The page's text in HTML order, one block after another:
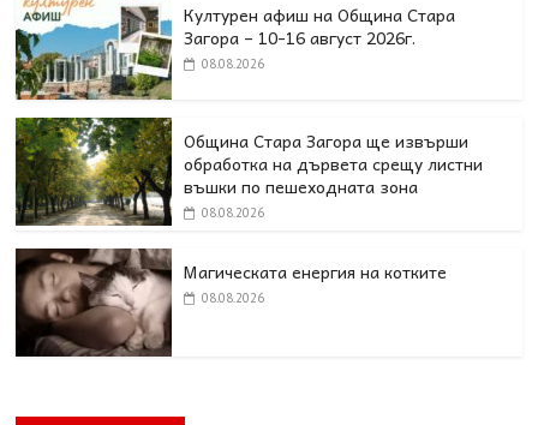
Културен афиш на Община Стара
Загора – 10-16 август 2026г.
08.08.2026
Община Стара Загора ще извърши
обработка на дървета срещу листни
въшки по пешеходната зона
08.08.2026
Магическата енергия на котките
08.08.2026